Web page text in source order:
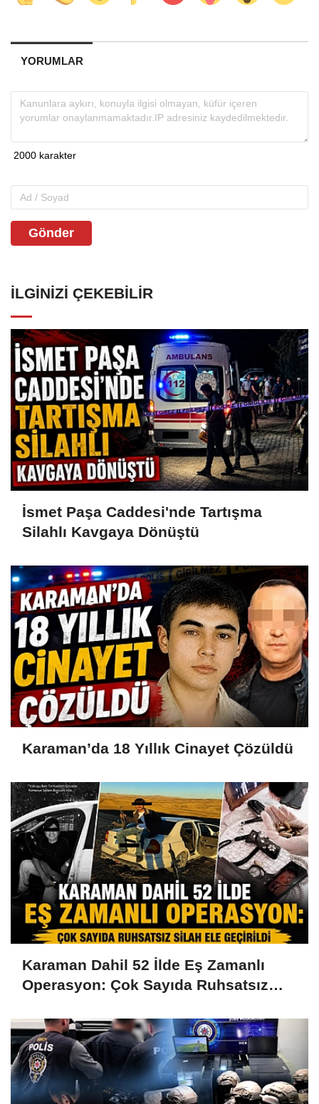
YORUMLAR
Gönder
İLGINIZI ÇEKEBILIR
İsmet Paşa Caddesi'nde Tartışma
Silahlı Kavgaya Dönüştü
Karaman’da 18 Yıllık Cinayet Çözüldü
Karaman Dahil 52 İlde Eş Zamanlı
Operasyon: Çok Sayıda Ruhsatsız